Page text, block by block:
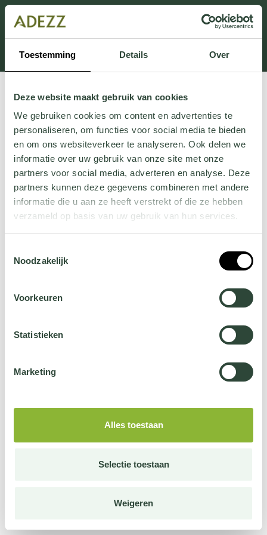
Toestemming Details Over
Deze website maakt gebruik van cookies
We gebruiken cookies om content en advertenties te
personaliseren, om functies voor social media te bieden
en om ons websiteverkeer te analyseren. Ook delen we
informatie over uw gebruik van onze site met onze
partners voor social media, adverteren en analyse. Deze
partners kunnen deze gegevens combineren met andere
informatie die u aan ze heeft verstrekt of die ze hebben
verzameld op basis van uw gebruik van hun services.
jehier.
Noodzakelijk
Voorkeuren
Statistieken
Marketing
Alles toestaan
Selectie toestaan
Weigeren
Dit onderdeel is momenteel in onderhoud.
Als je informatie mist kun je ons bellen +31 413 274
168 of mailen
Customersupport@adezz.com.